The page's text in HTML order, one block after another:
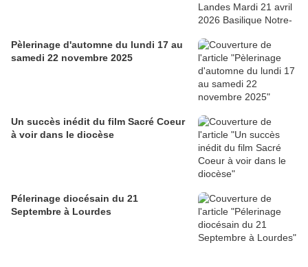
Pèlerinage d'automne du lundi 17 au
samedi 22 novembre 2025
Un succès inédit du film Sacré Coeur
à voir dans le diocèse
Pélerinage diocésain du 21
Septembre à Lourdes